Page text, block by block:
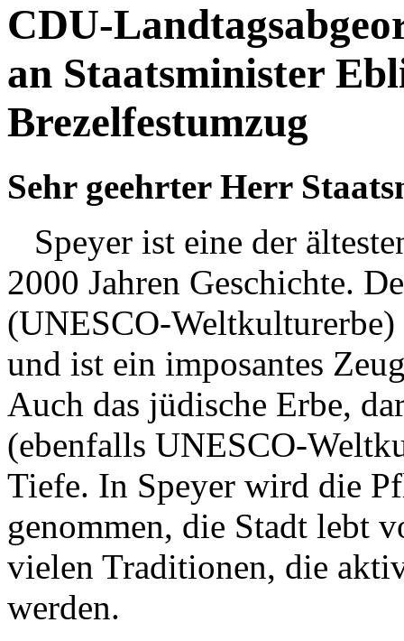
CDU-
an Staatsminister
Brezelfestumzug
Sehr geehrter Herr
Speyer ist eine der
2000 Jahren Geschichte.
(UNESCO-
und ist ein imposantes
Auch das jüdische Erbe,
(ebenfalls UNESCO-
Tiefe. In Speyer wird die
genommen, die Stadt lebt
vielen Traditionen, die
werden.